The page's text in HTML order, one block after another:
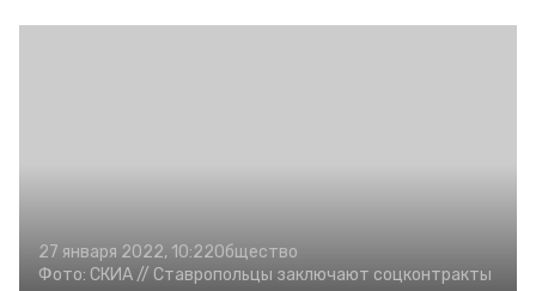
27 января 2022, 10:22Общество
Фото: СКИА // Ставропольцы заключают соцконтракты